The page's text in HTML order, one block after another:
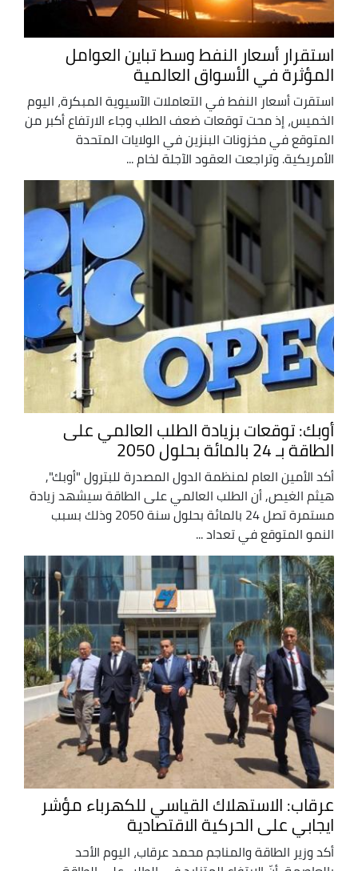
استقرار أسعار النفط وسط تباين العوامل
المؤثرة في الأسواق العالمية
استقرت أسعار النفط في التعاملات الآسيوية المبكرة، اليوم
الخميس، إذ محت توقعات ضعف الطلب وجاء الارتفاع أكبر من
المتوقع في مخزونات البنزين في الولايات المتحدة
الأمريكية. وتراجعت العقود الآجلة لخام ...
أوبك: توقعات بزيادة الطلب العالمي على
الطاقة بـ 24 بالمائة بحلول 2050
أكد الأمين العام لمنظمة الدول المصدرة للبترول "أوبك",
هيثم الغيص, أن الطلب العالمي على الطاقة سيشهد زيادة
مستمرة تصل 24 بالمائة بحلول سنة 2050 وذلك بسبب
النمو المتوقع في تعداد ...
عرقاب: الاستهلاك القياسي للكهرباء مؤشر
ايجابي على الحركية الاقتصادية
أكد وزير الطاقة والمناجم محمد عرقاب، اليوم الأحد